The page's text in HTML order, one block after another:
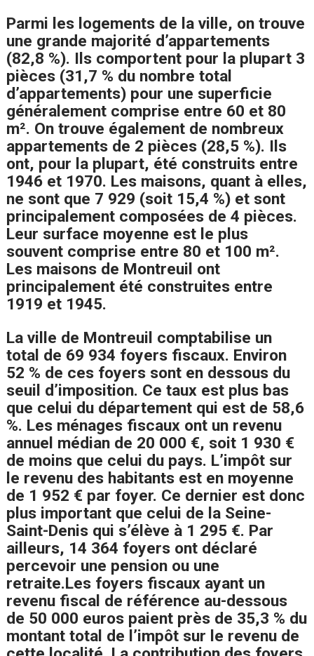
Parmi les logements de la ville, on trouve
une grande majorité d’appartements
(82,8 %). Ils comportent pour la plupart 3
pièces (31,7 % du nombre total
d’appartements) pour une superficie
généralement comprise entre 60 et 80
m². On trouve également de nombreux
appartements de 2 pièces (28,5 %). Ils
ont, pour la plupart, été construits entre
1946 et 1970. Les maisons, quant à elles,
ne sont que 7 929 (soit 15,4 %) et sont
principalement composées de 4 pièces.
Leur surface moyenne est le plus
souvent comprise entre 80 et 100 m².
Les maisons de Montreuil ont
principalement été construites entre
1919 et 1945.
La ville de Montreuil comptabilise un
total de 69 934 foyers fiscaux. Environ
52 % de ces foyers sont en dessous du
seuil d’imposition. Ce taux est plus bas
que celui du département qui est de 58,6
%. Les ménages fiscaux ont un revenu
annuel médian de 20 000 €, soit 1 930 €
de moins que celui du pays. L’impôt sur
le revenu des habitants est en moyenne
de 1 952 € par foyer. Ce dernier est donc
plus important que celui de la Seine-
Saint-Denis qui s’élève à 1 295 €. Par
ailleurs, 14 364 foyers ont déclaré
percevoir une pension ou une
retraite.Les foyers fiscaux ayant un
revenu fiscal de référence au-dessous
de 50 000 euros paient près de 35,3 % du
montant total de l’impôt sur le revenu de